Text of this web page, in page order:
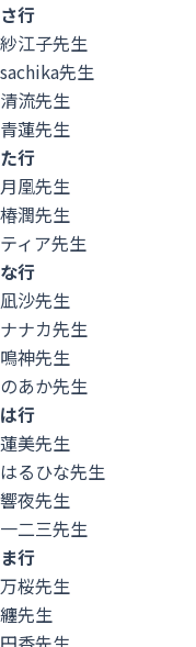
さ行
紗江子先生
sachika先生
清流先生
青蓮先生
た行
月凰先生
椿潤先生
ティア先生
な行
凪沙先生
ナナカ先生
鳴神先生
のあか先生
は行
蓮美先生
はるひな先生
響夜先生
一二三先生
ま行
万桜先生
纏先生